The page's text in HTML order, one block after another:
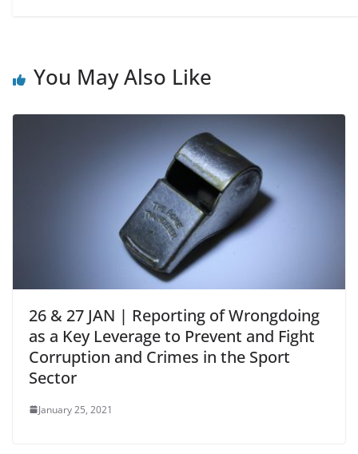
You May Also Like
26 & 27 JAN | Reporting of Wrongdoing
as a Key Leverage to Prevent and Fight
Corruption and Crimes in the Sport
Sector
January 25, 2021